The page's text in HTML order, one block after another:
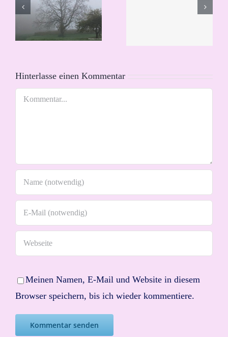
DASS ES
EUCH
Zerstörtes
Hinterlasse einen Kommentar
Kommentar
Meinen Namen, E-Mail und Website in diesem
Browser speichern, bis ich wieder kommentiere.